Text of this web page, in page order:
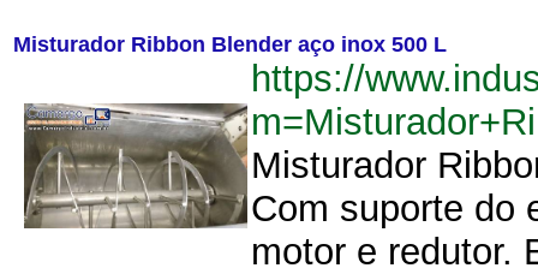
Misturador Ribbon Blender aço inox 500 L
https://
Misturador
Com suporte do
motor e redutor.